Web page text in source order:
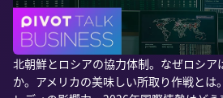
北朝鮮とロシアの協力体制。なぜロシア
か。アメリカの美味しい所取り作戦とは